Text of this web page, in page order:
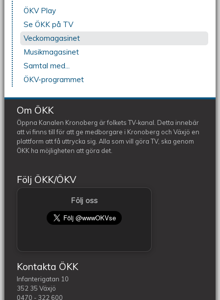
ÖKV Play
Se ÖKK på TV
Veckomagasinet
Musikmagasinet
Samtal med...
ÖKV-programmet
Om ÖKK
Öppna Kanalen Kronoberg är folkets TV-kanal. Detta innebär
att vi finns till för att ge medborgare i Kronoberg och Växjö en
plattform att få uttrycka sig. Alla som vill göra TV, ska genom
ÖKK ha möjligheten att göra det.
Följ ÖKK/ÖKV
Följ oss
Kontakta ÖKK
Infanterigatan 10
352 35 Växjö
0470 - 322 600